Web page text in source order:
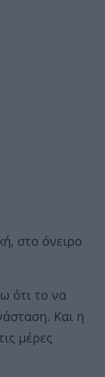
στο όνειρο
ότι το να
Και η
μέρες